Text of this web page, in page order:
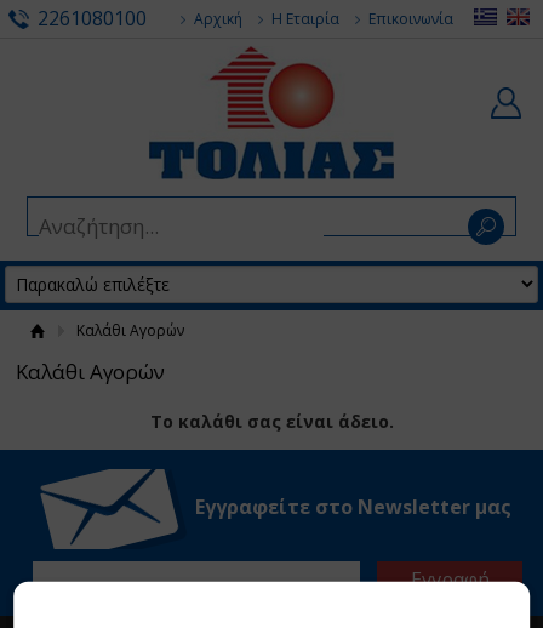
2261080100 Αρχική Η Εταιρία Επικοινωνία
Καλάθι Αγορών
Καλάθι Αγορών
Το καλάθι σας είναι άδειο.
Εγγραφείτε στο Νewsletter μας